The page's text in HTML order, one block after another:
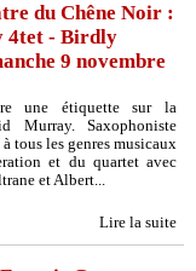
du Chêne Noir :
4tet - Birdly
9 novembre
une étiquette sur la
Murray. Saxophoniste
tous les genres musicaux
et du quartet avec
et Albert...
Lire la suite